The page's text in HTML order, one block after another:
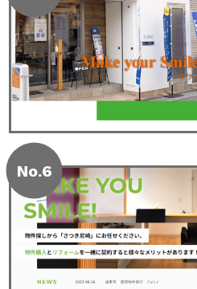
No.6